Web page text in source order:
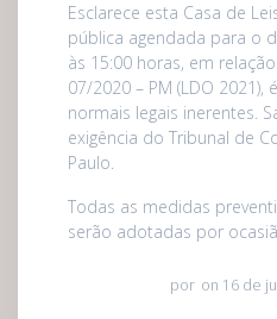
Esclarece esta Casa de
pública agendada para o
às 15:00 horas, em
07/2020 – PM (LDO
normais legais inerentes.
exigência do Tribunal de
Paulo.
Todas as medidas
serão adotadas por
por on 16 de